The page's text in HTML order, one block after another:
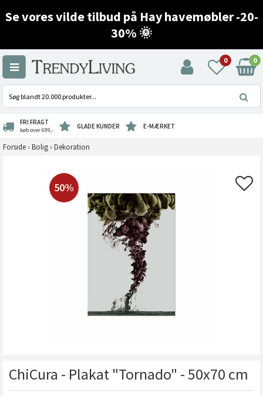
Se vores vilde tilbud på Hay havemøbler -20-
30% 🌞
0 0
FRI FRAGT
køb over 699,- GLADE KUNDER E-MÆRKET
Forside › Bolig › Dekoration
50%
ChiCura - Plakat "Tornado" - 50x70 cm